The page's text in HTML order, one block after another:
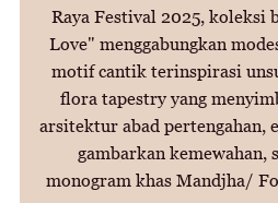
Raya Festival 2025, koleksi
Love" menggabungkan
motif cantik terinspirasi
flora tapestry yang
arsitektur abad pertengahan,
gambarkan kemewahan,
monogram khas Mandjha/